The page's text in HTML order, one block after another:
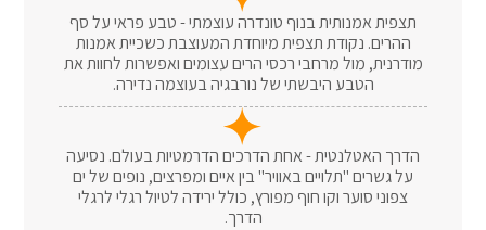
תצפית אמנותית בנוף טונדרה עוצמתי - טבע פראי על סף
ההרים. נקודת תצפית מיוחדת המעוצבת כשכיית אמנות
מודרנית, מול מרחבי רכסי הרים עצומים ואפשרות לחוות את
הטבע היבשתי של נורבגיה בעוצמה נדירה.
הדרך האטלנטית - אחת הדרכים הדרמטיות בעולם. נסיעה
על גשרים "תלויים באוויר" בין איים ומפרצים, נופים של ים
צפוני סוער וקו חוף מפורץ, כולל ירידה לטיול רגלי לרגלי
הדרך.